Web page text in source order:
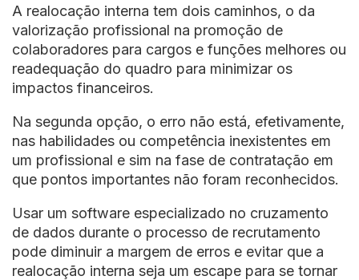
A realocação interna tem dois caminhos, o da
valorização profissional na promoção de
colaboradores para cargos e funções melhores ou
readequação do quadro para minimizar os
impactos financeiros.
Na segunda opção, o erro não está, efetivamente,
nas habilidades ou competência inexistentes em
um profissional e sim na fase de contratação em
que pontos importantes não foram reconhecidos.
Usar um software especializado no cruzamento
de dados durante o processo de recrutamento
pode diminuir a margem de erros e evitar que a
realocação interna seja um escape para se tornar